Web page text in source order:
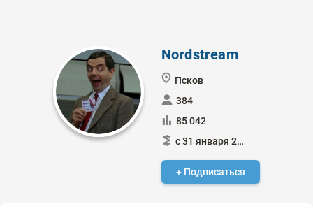
Nordstream
Псков
384
85 042
с 31 января 2015
+ Подписаться